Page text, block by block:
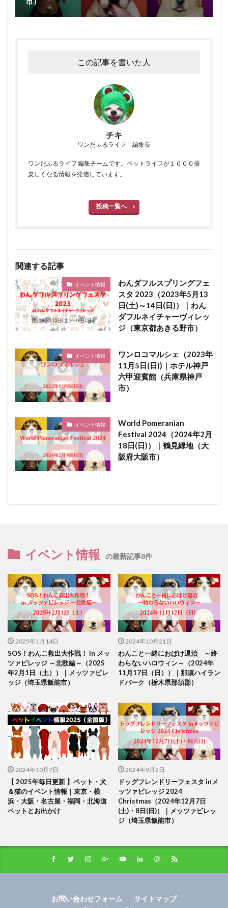
この記事を書いた人
チキ
ワンだふるライフ 編集長
ワンだふるライフ 編集チームです。ペットライフが１０００倍
楽しくなる情報を発信しています。
投稿一覧へ
関連する記事
イベント情報
わんダフルスプリングフェ
スタ 2023（2023年5月13
日(土)～14日(日)）｜わん
ダフルネイチャーヴィレッ
ジ（東京都あきる野市）
イベント情報
ワンロコマルシェ（2023年
11月5日(日))｜ホテル神戸
六甲迎賓館（兵庫県神戸
市）
イベント情報
World Pomeranian
Festival 2024（2024年2月
18日(日)）｜鶴見緑地（大
阪府大阪市）
イベント情報 の最新記事8件
2025年1月14日
SOS！わんこ救出大作戦！ in メッ
ツァビレッジ ～北欧編～（2025
年2月1日（土））｜メッツァビレ
ッジ（埼玉県飯能市）
2024年10月21日
わんこと一緒におばけ退治 ～終
わらないハロウィン～（2024年
11月17日（日））｜那須ハイラン
ドパーク（栃木県那須郡）
2024年10月7日
【 2025年毎日更新 】ペット・犬
＆猫のイベント情報｜東京・横
浜・大阪・名古屋・福岡・北海道
ペットとお出かけ
2024年9月2日
ドッグフレンドリーフェスタ inメ
ッツァビレッジ 2024
Christmas（2024年12月7日
(土)・8日(日)）｜メッツァビレッ
ジ（埼玉県飯能市）
お問い合わせフォーム
サイトマップ